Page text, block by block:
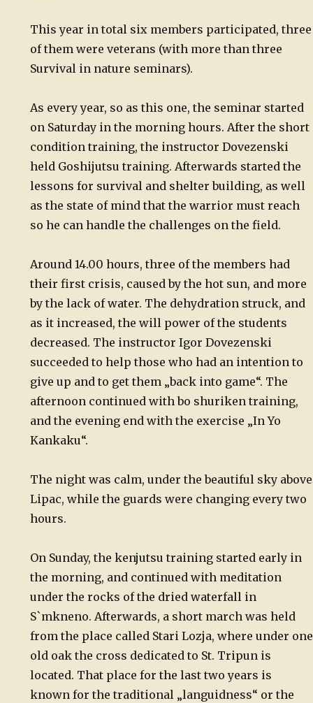
This year in total six members participated, three
of them were veterans (with more than three
Survival in nature seminars).
As every year, so as this one, the seminar started
on Saturday in the morning hours. After the short
condition training, the instructor Dovezenski
held Goshijutsu training. Afterwards started the
lessons for survival and shelter building, as well
as the state of mind that the warrior must reach
so he can handle the challenges on the field.
Around 14.00 hours, three of the members had
their first crisis, caused by the hot sun, and more
by the lack of water. The dehydration struck, and
as it increased, the will power of the students
decreased. The instructor Igor Dovezenski
succeeded to help those who had an intention to
give up and to get them „back into game“. The
afternoon continued with bo shuriken training,
and the evening end with the exercise „In Yo
Kankaku“.
The night was calm, under the beautiful sky above
Lipac, while the guards were changing every two
hours.
On Sunday, the kenjutsu training started early in
the morning, and continued with meditation
under the rocks of the dried waterfall in
S`mkneno. Afterwards, a short march was held
from the place called Stari Lozja, where under one
old oak the cross dedicated to St. Tripun is
located. That place for the last two years is
known for the traditional „languidness“ or the